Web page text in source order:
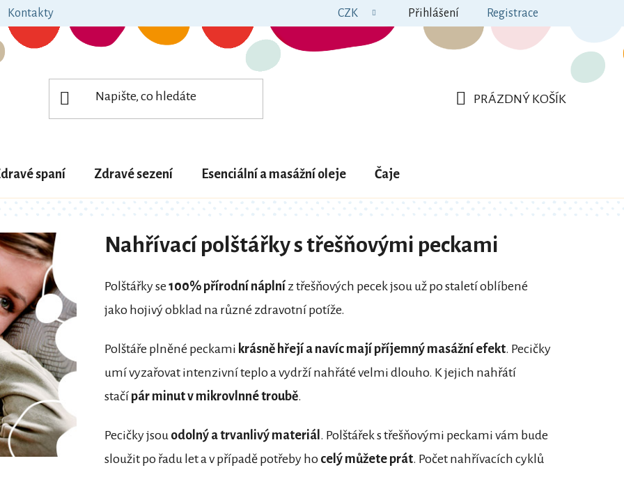
Kontakty CZK Přihlášení Registrace
PRÁZDNÝ KOŠÍK
spaní Zdravé sezení Esenciální a masážní oleje Čaje
Nahřívací polštářky s třešňovými peckami
Polštářky se100% přírodní náplní z třešňových pecek jsou už po staletí oblíbené
jako hojivý obklad na různé zdravotní potíže.
Polštáře plněné peckami krásně hřejí a navíc mají příjemný masážní efekt. Pecičky
umí vyzařovat intenzivní teplo a vydrží nahřáté velmi dlouho. K jejich nahřátí
stačí pár minut v mikrovlnné troubě.
Pecičky jsou odolný a trvanlivý materiál . Polštářek s třešňovými peckami vám bude
sloužit po řadu let a v případě potřeby ho celý můžete prát. Počet nahřívacích cyklů